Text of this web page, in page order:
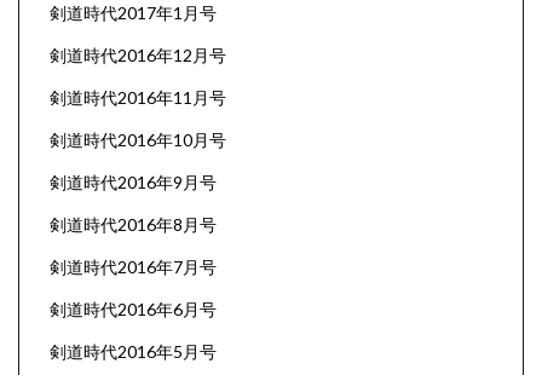
剣道時代2017年1月号
剣道時代2016年12月号
剣道時代2016年11月号
剣道時代2016年10月号
剣道時代2016年9月号
剣道時代2016年8月号
剣道時代2016年7月号
剣道時代2016年6月号
剣道時代2016年5月号